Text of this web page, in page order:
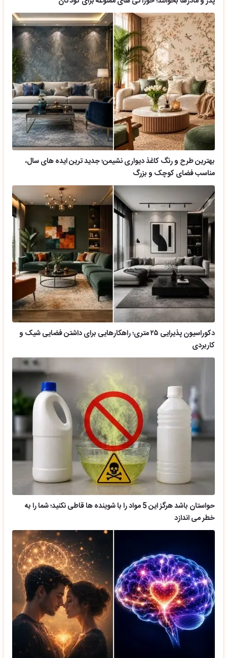
بهترین طرح و رنگ کاغذ دیواری نشیمن؛ جدید ترین ایده های سال،
مناسب فضای کوچک و بزرگ
دکوراسیون پذیرایی ۲۵ متری؛ راهکارهایی برای داشتن فضایی شیک و
کاربردی
حواستان باشد هرگز این 5 مواد را با شوینده ها قاطی نکنید؛ شما را به
خطر می اندازد